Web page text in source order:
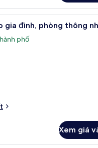
Bộ đồ
gia đình, phòng thông
phố
Xem giá